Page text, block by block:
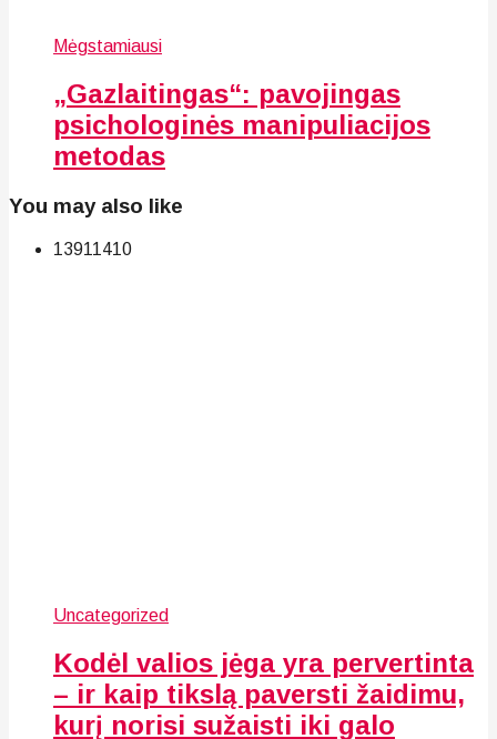
Mėgstamiausi
„Gazlaitingas“: pavojingas
psichologinės manipuliacijos
metodas
You may also like
13911410
Uncategorized
Kodėl valios jėga yra pervertinta
– ir kaip tikslą paversti žaidimu,
kurį norisi sužaisti iki galo